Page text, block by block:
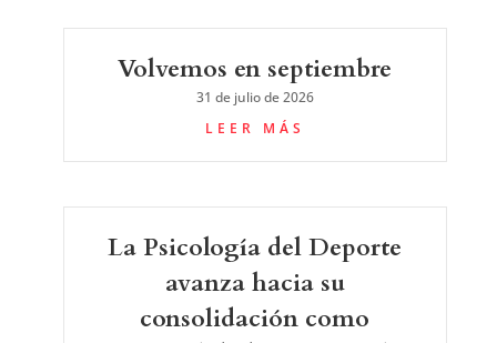
Volvemos en septiembre
31 de julio de 2026
LEER MÁS
La Psicología del Deporte
avanza hacia su
consolidación como